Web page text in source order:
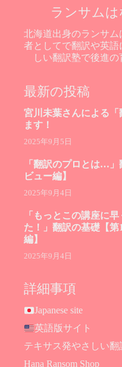
ランサムは
北海道出身のランサ
者としてで翻訳や英
しい翻訳塾で後進の
最新の投稿
宮川未葉さんによる「
ます！
2025年9月5日
「翻訳のプロとは…
ビュー編】
2025年9月4日
「もっとこの講座に
た！」翻訳の基礎【
編】
2025年9月4日
詳細事項
Japanese site
英語版サイト
テキサス発やさしい翻
Hana Ransom Shop